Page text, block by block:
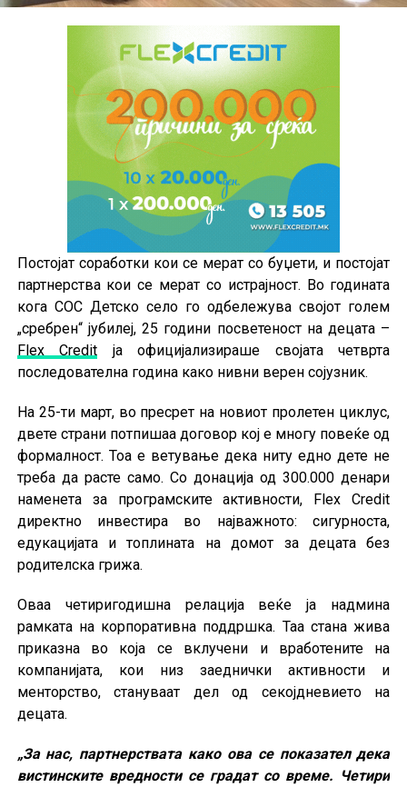
Постојат соработки кои се мерат со буџети, и постојат
партнерства кои се мерат со истрајност. Во годината
кога СОС Детско село го одбележува својот голем
„сребрен“ јубилеј, 25 години посветеност на децата –
Flex Credit ја официјализираше својата четврта
последователна година како нивни верен сојузник.
На 25-ти март, во пресрет на новиот пролетен циклус,
двете страни потпишаа договор кој е многу повеќе од
формалност. Тоа е ветување дека ниту едно дете не
треба да расте само. Со донација од 300.000 денари
наменета за програмските активности, Flex Credit
директно инвестира во најважното: сигурноста,
едукацијата и топлината на домот за децата без
родителска грижа.
Оваа четиригодишна релација веќе ја надмина
рамката на корпоративна поддршка. Таа стана жива
приказна во која се вклучени и вработените на
компанијата, кои низ заеднички активности и
менторство, стануваат дел од секојдневието на
децата.
„За нас, партнерствата како ова се показател дека
вистинските вредности се градат со време. Четири